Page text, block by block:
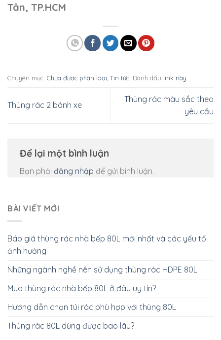
Tân, TP.HCM
Chuyên mục: Chưa được phân loại Tin tức . Đánh dấu link này
Thùng rác 2 bánh xe
Thùng rác màu sắc theo
yêu cầu
Để lại một bình luận
Bạn phải đăng nhập để gửi bình luận.
BÀI VIẾT MỚI
Báo giá thùng rác nhà bếp 80L mới nhất và các yếu tố
ảnh hưởng
Những ngành nghề nên sử dụng thùng rác HDPE 80L
Mua thùng rác nhà bếp 80L ở đâu uy tín?
Hướng dẫn chọn túi rác phù hợp với thùng 80L
Thùng rác 80L dùng được bao lâu?